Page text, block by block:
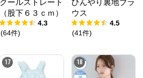
クールストレート
（股下６３ｃｍ）
4.3
(64件)
ひんやり裏地ブラ
ウス
4.5
(41件)
17 18